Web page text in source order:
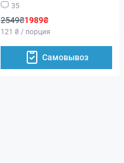
35
2549₴1989₴
121 ₴ / порция
Самовывоз